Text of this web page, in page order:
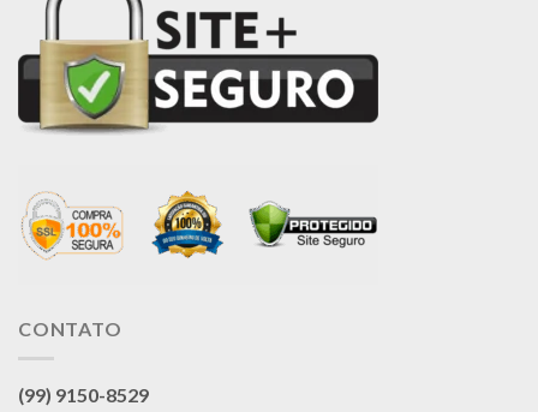
CONTATO
(99) 9150-8529